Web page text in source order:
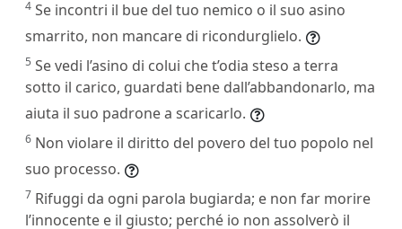
4 Se incontri il bue del tuo nemico o il suo asino
smarrito, non mancare di ricondurglielo.
5 Se vedi l’asino di colui che t’odia steso a terra
sotto il carico, guardati bene dall’abbandonarlo, ma
aiuta il suo padrone a scaricarlo.
6 Non violare il diritto del povero del tuo popolo nel
suo processo.
7 Rifuggi da ogni parola bugiarda; e non far morire
l’innocente e il giusto; perché io non assolverò il